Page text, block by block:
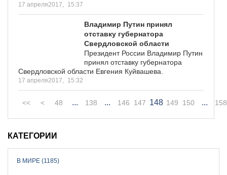
17 апреля2017, 15:37
Владимир Путин принял
отставку губернатора
Свердловской области
Президент России Владимир Путин
принял отставку губернатора
Свердловской области Евгения Куйвашева.
17 апреля2017, 15:32
<< < 48 ... 138 ... 146 147 148 149 150 ... 158
КАТЕГОРИИ
В МИРЕ (1185)